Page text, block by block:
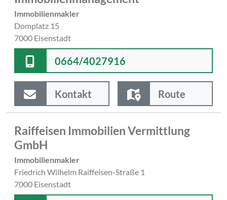
Immobilienmakler
Domplatz 15
7000 Eisenstadt
0664/4027916
Kontakt Route
Raiffeisen Immobilien Vermittlung
GmbH
Immobilienmakler
Friedrich Wilhelm Raiffeisen-Straße 1
7000 Eisenstadt